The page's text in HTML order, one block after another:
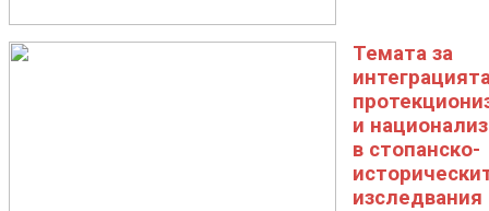
Темата за
и
в стопанско-
изследвания